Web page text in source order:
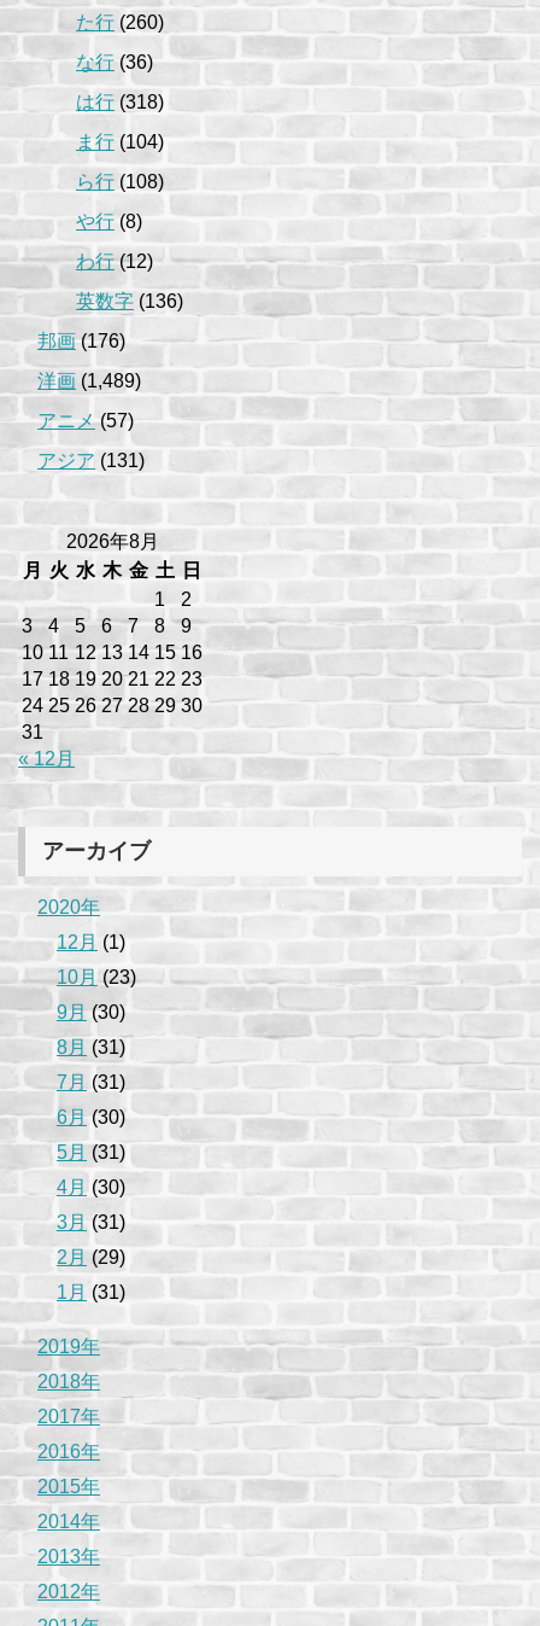
た行 (260)
な行 (36)
は行 (318)
ま行 (104)
ら行 (108)
や行 (8)
わ行(12)
英数字 (136)
邦画(176)
洋画 (1,489)
アニメ(57)
アジア (131)
2026年8月
月
火 水 木 金 土
日
1
2
3
4 5 6 7 8
9
10 11 12 13 14 15 16
17 18 19 20 21 22 23
24 25 26 27 28 29 30
31
« 12月
アーカイブ
2020年
12月 (1)
10月 (23)
9月(30)
8月 (31)
7月 (31)
6月 (30)
5月 (31)
4月 (30)
3月 (31)
2月 (29)
1月 (31)
2019年
2018年
2017年
2016年
2015年
2014年
2013年
2012年